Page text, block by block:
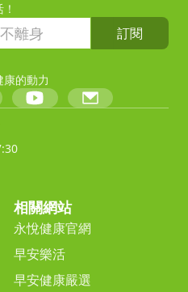
訂閱
的動力
相關網站
永悅健康官網
早安樂活
早安健康嚴選